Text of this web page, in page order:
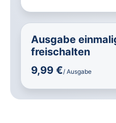
Ausgabe
freischalten
9,99 €/ Ausgabe